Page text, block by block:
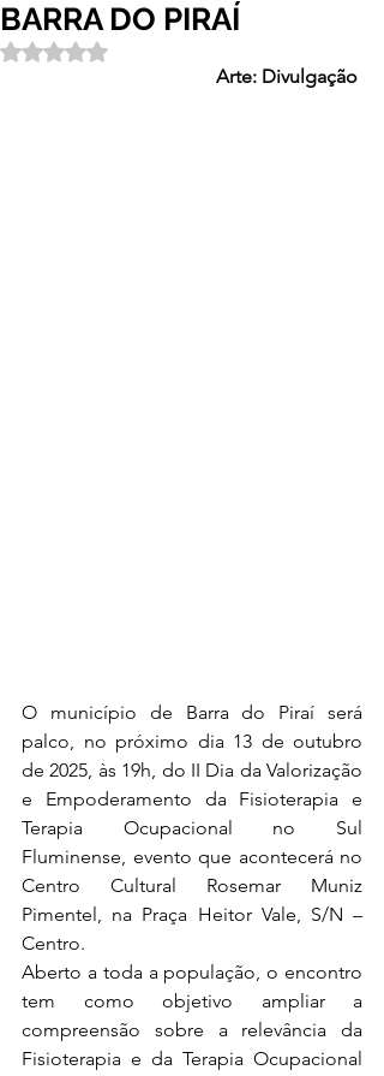
BARRA DO PIRAÍ
Avaliado com NaN de 5 estrelas.
Arte: Divulgação
O município de Barra do Piraí será
palco, no próximo dia 13 de outubro
de 2025, às 19h, do II Dia da Valorização
e Empoderamento da Fisioterapia e
Terapia Ocupacional no Sul
Fluminense, evento que acontecerá no
Centro Cultural Rosemar Muniz
Pimentel, na Praça Heitor Vale, S/N –
Centro.
Aberto a toda a população, o encontro
tem como objetivo ampliar a
compreensão sobre a relevância da
Fisioterapia e da Terapia Ocupacional